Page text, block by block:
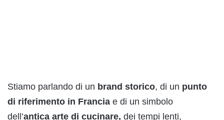
Stiamo parlando di un brand storico, di un punto
di riferimento in Francia e di un simbolo
dell’antica arte di cucinare, dei tempi lenti,